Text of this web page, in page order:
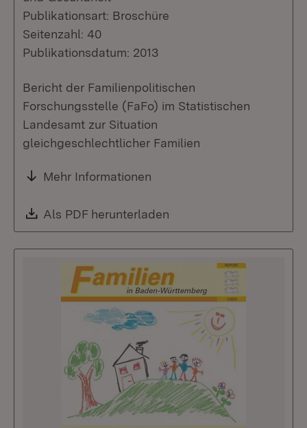
Publikationsart: Broschüre
Seitenzahl: 40
Publikationsdatum: 2013
Bericht der Familienpolitischen
Forschungsstelle (FaFo) im Statistischen
Landesamt zur Situation
gleichgeschlechtlicher Familien
Mehr Informationen
Download:
Als PDF herunterladen